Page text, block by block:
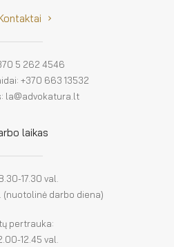
5 262 4546
+370 663 13532
la@advokatura.lt
laikas
17.30 val.
(nuotolinė darbo diena)
pertrauka:
12.45 val.